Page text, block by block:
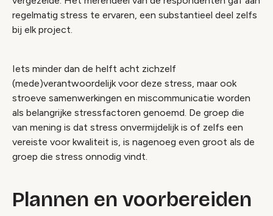
regelmatig stress te ervaren, een substantieel deel zelfs
bij elk project.
Iets minder dan de helft acht zichzelf
(mede)verantwoordelijk voor deze stress, maar ook
stroeve samenwerkingen en miscommunicatie worden
als belangrijke stressfactoren genoemd. De groep die
van mening is dat stress onvermijdelijk is of zelfs een
vereiste voor kwaliteit is, is nagenoeg even groot als de
groep die stress onnodig vindt.
Plannen en voorbereiden